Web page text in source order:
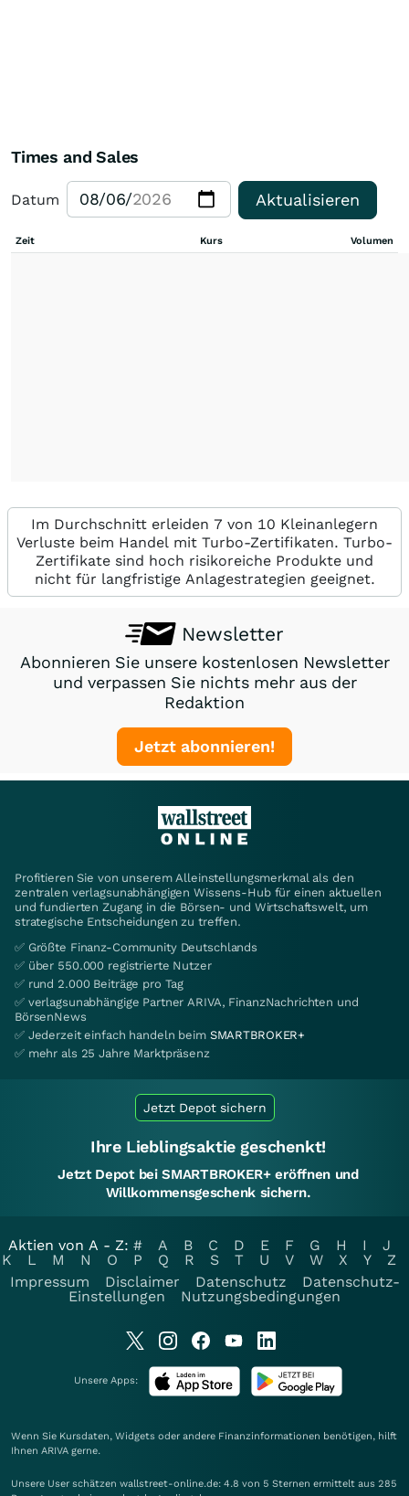
Times and Sales
Datum Aktualisieren
Zeit Kurs Volumen
Im Durchschnitt erleiden 7 von 10 Kleinanlegern
Verluste beim Handel mit Turbo-Zertifikaten. Turbo-
Zertifikate sind hoch risikoreiche Produkte und
nicht für langfristige Anlagestrategien geeignet.
Newsletter
Abonnieren Sie unsere kostenlosen Newsletter
und verpassen Sie nichts mehr aus der
Redaktion
Jetzt abonnieren!
Profitieren Sie von unserem Alleinstellungsmerkmal als den
zentralen verlagsunabhängigen Wissens-Hub für einen aktuellen
und fundierten Zugang in die Börsen- und Wirtschaftswelt, um
strategische Entscheidungen zu treffen.
✅ Größte Finanz-Community Deutschlands
✅ über 550.000 registrierte Nutzer
✅ rund 2.000 Beiträge pro Tag
✅ verlagsunabhängige Partner ARIVA, FinanzNachrichten und
BörsenNews
✅ Jederzeit einfach handeln beim SMARTBROKER+
✅ mehr als 25 Jahre Marktpräsenz
Jetzt Depot sichern
Ihre Lieblingsaktie geschenkt!
Jetzt Depot bei SMARTBROKER+ eröffnen und
Willkommensgeschenk sichern.
Aktien von A - Z: # A B C D E F G H I
J
K
L M N O P Q R S T U V W X Y
Z
Impressum
Disclaimer Datenschutz
Datenschutz-
Einstellungen
Nutzungsbedingungen
Unsere Apps:
Wenn Sie Kursdaten, Widgets oder andere Finanzinformationen benötigen, hilft
Ihnen ARIVA gerne.
Unsere User schätzen wallstreet-online.de: 4.8 von 5 Sternen ermittelt aus 285